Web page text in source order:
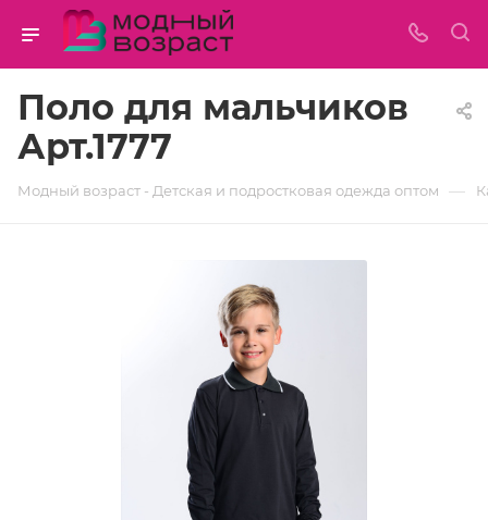
Поло для мальчиков
Арт.1777
Модный возраст - Детская и подростковая одежда оптом —